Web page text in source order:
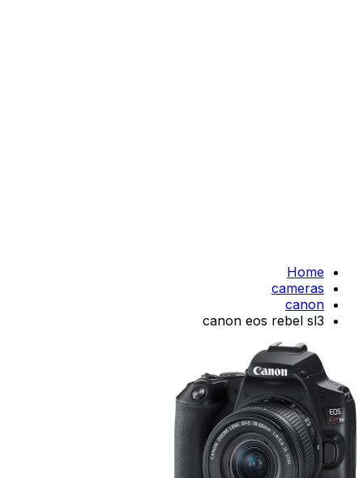
Home
cameras
canon
canon eos rebel sl3